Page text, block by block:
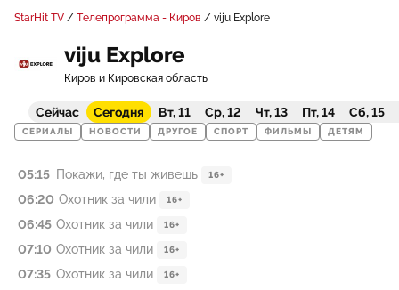
StarHit TV Телепрограмма - Киров viju Explore
viju Explore
Киров и Кировская область
Сейчас Сегодня Вт, 11 Ср, 12 Чт, 13 Пт, 14 Сб, 15
СЕРИАЛЫ НОВОСТИ ДРУГОЕ СПОРТ ФИЛЬМЫ ДЕТЯМ
05:15 Покажи, где ты живешь 16+
06:20 Охотник за чили 16+
06:45 Охотник за чили 16+
07:10 Охотник за чили 16+
07:35 Охотник за чили 16+